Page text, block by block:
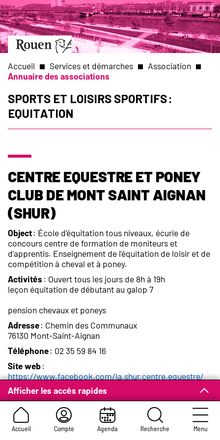
Aller
au
contenu
principal
Aller
à
page
d’accueil
Slide
1
of
1
Accueil Compte Agenda Recherche Menu
Fil
d'Ariane
Accueil Services et démarches
Association
Annuaire des associations
Sports et Loisirs sportifs :
Equitation
Afficher les accès rapides
Centre Equestre et Poney
Club de Mont Saint Aignan
(SHUR)
Object: École d'équitation tous niveaux, écurie de
concours centre de formation de moniteurs et
d'apprentis. Enseignement de l'équitation de loisir et de
compétition à cheval et à poney.
Activités : Ouvert tous les jours de 8h à 19h
leçon équitation de débutant au galop 7
pension chevaux et poneys
Adresse: Chemin des Communaux
76130 Mont-Saint-Aignan
Téléphone: 02 35 59 84 16
Site web:
https://www.facebook.com/la.shur.centre.equestre/
Courriel:ce-pc-montsaintaignan@orange.fr
Equi Seine Organisation